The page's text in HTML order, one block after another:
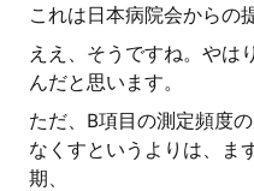
これは日本病院会からの
ええ、そうですね。やは
んだと思います。
ただ、B項目の測定頻度
なくすというよりは、ま
期、